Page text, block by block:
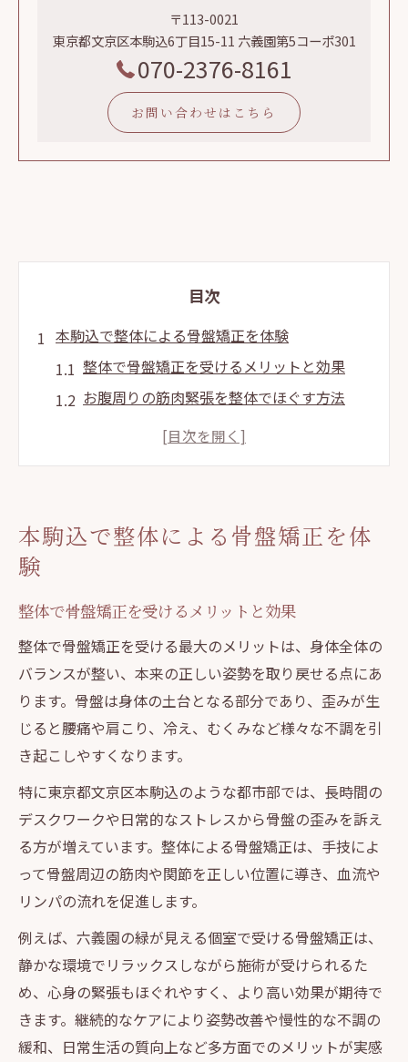
〒113-0021
東京都文京区本駒込6丁目15-11 六義園第5コーポ301
070-2376-8161
お問い合わせはこちら
目次
本駒込で整体による骨盤矯正を体験
整体で骨盤矯正を受けるメリットと効果
お腹周りの筋肉緊張を整体でほぐす方法
プライベート空間で整体を安心して体験
骨盤矯正がもたらす自律神経の安定
整体による骨盤矯正で自律神経を整える仕
お腹周りの筋肉緩和がもたらすリラックス
効果
骨盤矯正整体後の自律神経バランスの変化
整体施術で腸内環境が良くなる理由
プライベート空間整体で心身リセット実感
お腹周りの筋肉をほぐす整体の魅力
整体でお腹周りの筋肉緊張をやさしく解消
骨盤矯正と整体で姿勢から身体を整える
自律神経の乱れを整体で整える新習慣とは
腸内環境を意識した整体ケアの方法
緑に癒される個室整体で心身リセット
六義園を望む個室で整体の贅沢リラクゼー
ション
整体でお腹周り筋肉と骨盤を同時にケア
本駒込で整体による骨盤矯正を体
験
整体で骨盤矯正を受けるメリットと効果
整体で骨盤矯正を受ける最大のメリットは、身体全体の
バランスが整い、本来の正しい姿勢を取り戻せる点にあ
ります。骨盤は身体の土台となる部分であり、歪みが生
じると腰痛や肩こり、冷え、むくみなど様々な不調を引
き起こしやすくなります。
特に東京都文京区本駒込のような都市部では、長時間の
デスクワークや日常的なストレスから骨盤の歪みを訴え
る方が増えています。整体による骨盤矯正は、手技によ
って骨盤周辺の筋肉や関節を正しい位置に導き、血流や
リンパの流れを促進します。
例えば、六義園の緑が見える個室で受ける骨盤矯正は、
静かな環境でリラックスしながら施術が受けられるた
め、心身の緊張もほぐれやすく、より高い効果が期待で
きます。継続的なケアにより姿勢改善や慢性的な不調の
緩和、日常生活の質向上など多方面でのメリットが実感